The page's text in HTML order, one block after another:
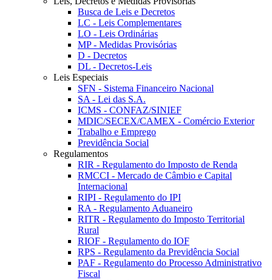
Busca de Leis e Decretos
LC - Leis Complementares
LO - Leis Ordinárias
MP - Medidas Provisórias
D - Decretos
DL - Decretos-Leis
Leis Especiais
SFN - Sistema Financeiro Nacional
SA - Lei das S.A.
ICMS - CONFAZ/SINIEF
MDIC/SECEX/CAMEX - Comércio Exterior
Trabalho e Emprego
Previdência Social
Regulamentos
RIR - Regulamento do Imposto de Renda
RMCCI - Mercado de Câmbio e Capital
Internacional
RIPI - Regulamento do IPI
RA - Regulamento Aduaneiro
RITR - Regulamento do Imposto Territorial
Rural
RIOF - Regulamento do IOF
RPS - Regulamento da Previdência Social
PAF - Regulamento do Processo Administrativo
Fiscal